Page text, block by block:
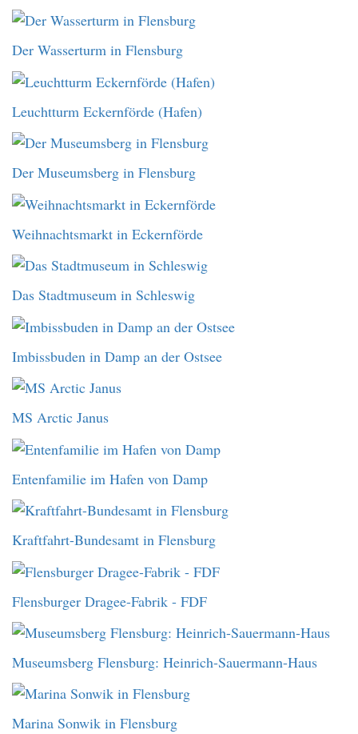
Der Wasserturm in Flensburg
Leuchtturm Eckernförde (Hafen)
Der Museumsberg in Flensburg
Weihnachtsmarkt in Eckernförde
Das Stadtmuseum in Schleswig
Imbissbuden in Damp an der Ostsee
MS Arctic Janus
Entenfamilie im Hafen von Damp
Kraftfahrt-Bundesamt in Flensburg
Flensburger Dragee-Fabrik - FDF
Museumsberg Flensburg: Heinrich-Sauermann-Haus
Marina Sonwik in Flensburg